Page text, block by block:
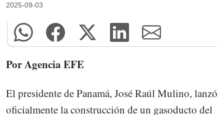
2025-09-03
Por Agencia EFE
El presidente de Panamá, José Raúl Mulino, lanzó
oficialmente la construcción de un gasoducto del